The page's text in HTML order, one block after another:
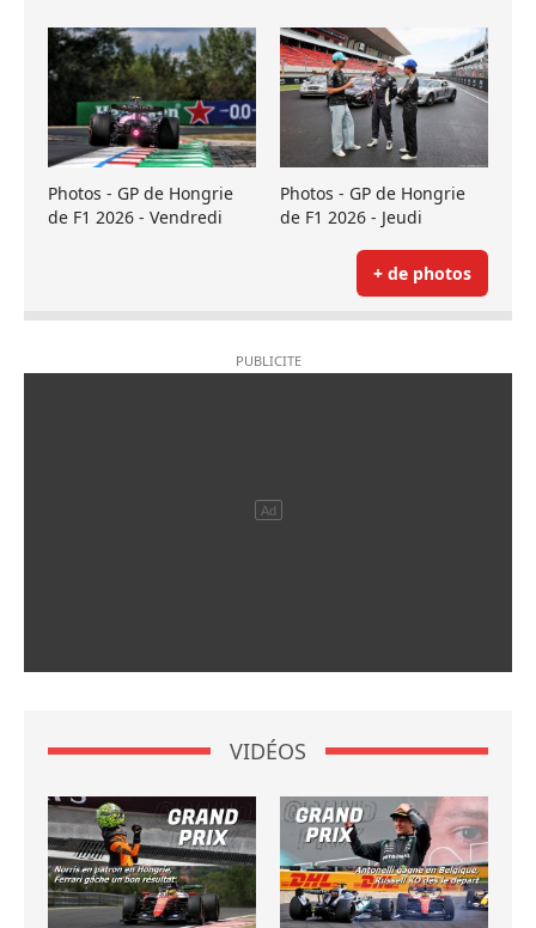
Photos - GP de Hongrie
de F1 2026 - Vendredi
Photos - GP de Hongrie
de F1 2026 - Jeudi
+ de photos
VIDÉOS